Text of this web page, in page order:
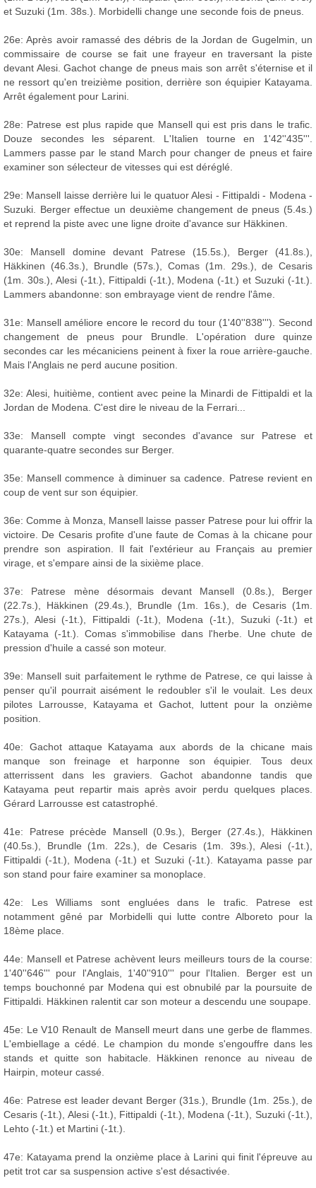
et Suzuki (1m. 38s.). Morbidelli change une seconde fois de pneus.
26e: Après avoir ramassé des débris de la Jordan de Gugelmin, un
commissaire de course se fait une frayeur en traversant la piste
devant Alesi. Gachot change de pneus mais son arrêt s'éternise et il
ne ressort qu'en treizième position, derrière son équipier Katayama.
Arrêt également pour Larini.
28e: Patrese est plus rapide que Mansell qui est pris dans le trafic.
Douze secondes les séparent. L'Italien tourne en 1'42''435'''.
Lammers passe par le stand March pour changer de pneus et faire
examiner son sélecteur de vitesses qui est déréglé.
29e: Mansell laisse derrière lui le quatuor Alesi - Fittipaldi - Modena -
Suzuki. Berger effectue un deuxième changement de pneus (5.4s.)
et reprend la piste avec une ligne droite d'avance sur Häkkinen.
30e: Mansell domine devant Patrese (15.5s.), Berger (41.8s.),
Häkkinen (46.3s.), Brundle (57s.), Comas (1m. 29s.), de Cesaris
(1m. 30s.), Alesi (-1t.), Fittipaldi (-1t.), Modena (-1t.) et Suzuki (-1t.).
Lammers abandonne: son embrayage vient de rendre l'âme.
31e: Mansell améliore encore le record du tour (1'40''838'''). Second
changement de pneus pour Brundle. L'opération dure quinze
secondes car les mécaniciens peinent à fixer la roue arrière-gauche.
Mais l'Anglais ne perd aucune position.
32e: Alesi, huitième, contient avec peine la Minardi de Fittipaldi et la
Jordan de Modena. C'est dire le niveau de la Ferrari...
33e: Mansell compte vingt secondes d'avance sur Patrese et
quarante-quatre secondes sur Berger.
35e: Mansell commence à diminuer sa cadence. Patrese revient en
coup de vent sur son équipier.
36e: Comme à Monza, Mansell laisse passer Patrese pour lui offrir la
victoire. De Cesaris profite d'une faute de Comas à la chicane pour
prendre son aspiration. Il fait l'extérieur au Français au premier
virage, et s'empare ainsi de la sixième place.
37e: Patrese mène désormais devant Mansell (0.8s.), Berger
(22.7s.), Häkkinen (29.4s.), Brundle (1m. 16s.), de Cesaris (1m.
27s.), Alesi (-1t.), Fittipaldi (-1t.), Modena (-1t.), Suzuki (-1t.) et
Katayama (-1t.). Comas s'immobilise dans l'herbe. Une chute de
pression d'huile a cassé son moteur.
39e: Mansell suit parfaitement le rythme de Patrese, ce qui laisse à
penser qu'il pourrait aisément le redoubler s'il le voulait. Les deux
pilotes Larrousse, Katayama et Gachot, luttent pour la onzième
position.
40e: Gachot attaque Katayama aux abords de la chicane mais
manque son freinage et harponne son équipier. Tous deux
atterrissent dans les graviers. Gachot abandonne tandis que
Katayama peut repartir mais après avoir perdu quelques places.
Gérard Larrousse est catastrophé.
41e: Patrese précède Mansell (0.9s.), Berger (27.4s.), Häkkinen
(40.5s.), Brundle (1m. 22s.), de Cesaris (1m. 39s.), Alesi (-1t.),
Fittipaldi (-1t.), Modena (-1t.) et Suzuki (-1t.). Katayama passe par
son stand pour faire examiner sa monoplace.
42e: Les Williams sont engluées dans le trafic. Patrese est
notamment gêné par Morbidelli qui lutte contre Alboreto pour la
18ème place.
44e: Mansell et Patrese achèvent leurs meilleurs tours de la course:
1'40''646''' pour l'Anglais, 1'40''910''' pour l'Italien. Berger est un
temps bouchonné par Modena qui est obnubilé par la poursuite de
Fittipaldi. Häkkinen ralentit car son moteur a descendu une soupape.
45e: Le V10 Renault de Mansell meurt dans une gerbe de flammes.
L'embiellage a cédé. Le champion du monde s'engouffre dans les
stands et quitte son habitacle. Häkkinen renonce au niveau de
Hairpin, moteur cassé.
46e: Patrese est leader devant Berger (31s.), Brundle (1m. 25s.), de
Cesaris (-1t.), Alesi (-1t.), Fittipaldi (-1t.), Modena (-1t.), Suzuki (-1t.),
Lehto (-1t.) et Martini (-1t.).
47e: Katayama prend la onzième place à Larini qui finit l'épreuve au
petit trot car sa suspension active s'est désactivée.